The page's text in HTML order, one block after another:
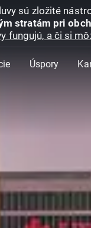
sú zložité
stratám pri
fungujú, a či si
Úspory